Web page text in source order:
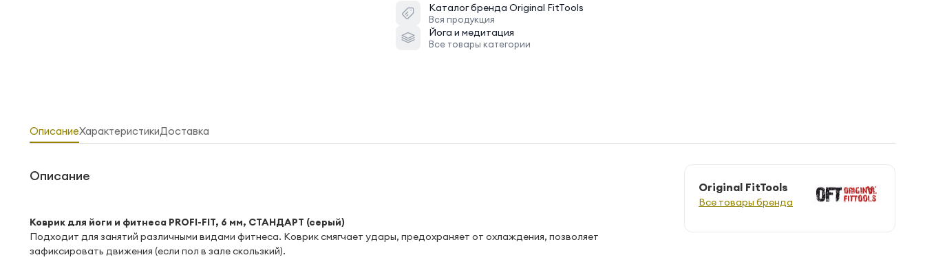
Каталог бренда Original FitTools
Вся продукция
Йога и медитация
Все товары категории
ОписаниеХарактеристикиДоставка
Описание
Коврик для йоги и фитнеса PROFI-FIT, 6 мм, СТАНДАРТ (серый)
Подходит для занятий различными видами фитнеса. Коврик смягчает удары, предохраняет от охлаждения, позволяет
зафиксировать движения (если пол в зале скользкий).
Original FitTools
Все товары бренда